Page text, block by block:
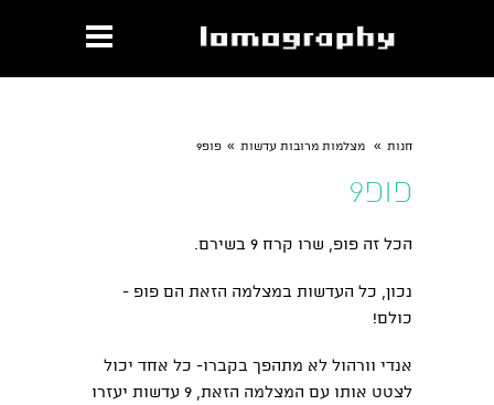
חנות » מצלמות מרובות עדשות » פופ9
פופ9
הכל זה פופ, שרו קרח 9 בשירם.
נכון, כל העדשות במצלמה הזאת הם פופ -
כולם!
אנדי וורהול לא מתהפך בקברו- כל אחד יכול
לצטט אותו עם המצלמה הזאת, 9 עדשות יעזרו